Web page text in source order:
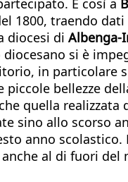
E così a
traendo
diocesi di Albenga-
diocesano si è
in
piccole bellezze
quella realizzata
sino allo scorso
anno
al di fuori